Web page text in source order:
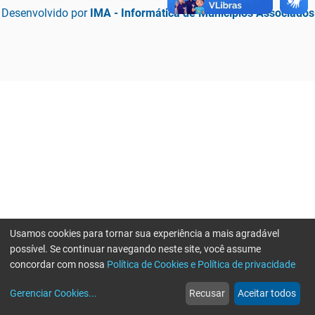
Desenvolvido por IMA - Informática de Municípios Associados
web
Notícias
more_horiz
Mais
Usamos cookies para tornar sua experiência a mais agradável
possível. Se continuar navegando neste site, você assume
concordar com nossa Política de Cookies e Política de privacidade
Gerenciar Cookies... Recusar Aceitar todos
Erro ao enviar informações, por favor tente novamente